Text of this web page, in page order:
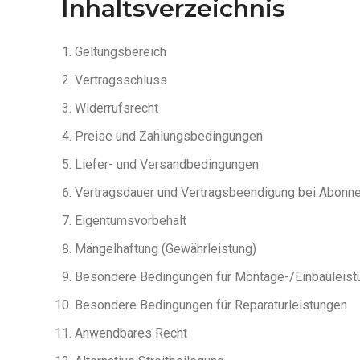
Inhaltsverzeichnis
Geltungsbereich
Vertragsschluss
Widerrufsrecht
Preise und Zahlungsbedingungen
Liefer- und Versandbedingungen
Vertragsdauer und Vertragsbeendigung bei
Eigentumsvorbehalt
Mängelhaftung (Gewährleistung)
Besondere Bedingungen für Montage-/
Besondere Bedingungen für Reparaturleistungen
Anwendbares Recht